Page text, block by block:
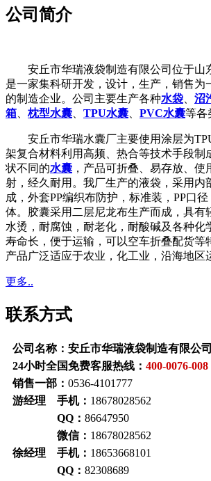
公司简介
安丘市华瑞液袋制造有限公司位于山
是一家集科研开发，设计，生产，销售为
的制造企业。公司主要生产各种水袋、 沼
箱、 枕型水囊、 TPU水囊、 PVC水囊等各
安丘市华瑞水囊厂主要使用涂层为
架复合材料利用高频、热合等技术手段制
状不同的水囊 ，产品可折叠、易存放、
射，经久耐用。我厂生产的液袋，采用内
成，外套PP编织布防护，标准装，PP口
体。胶囊采用二层尼龙布生产而成，具有
水烫，耐腐蚀，耐老化，耐酸碱及各种化
寿命长，便于运输，可以空车折叠配货等
产品广泛适应于农业，化工业，沿海地区
更多..
联系方式
公司名称：安丘市华瑞液袋制造有限公司
24小时全国免费客服热线： 400-0076-008
销售一部： 0536-4101777
游经理 手机： 18678028562
QQ： 86647950
微信： 18678028562
徐经理 手机： 18653668101
QQ： 82308689